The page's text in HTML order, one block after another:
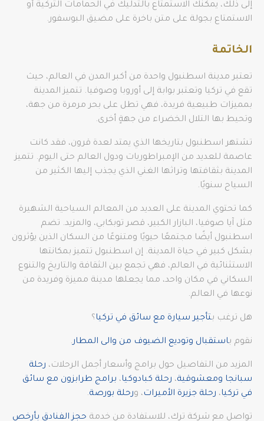
إلى ذلك، يمكنك الاستمتاع بالتدليك في الحمامات التركية أو
الاستمتاع بجولة على متن باخرة على مضيق البوسفور.
الخاتمة
تعتبر مدينة اسطنبول واحدة من أكبر المدن في العالم، حيث
تقع في تركيا وتعتبر بوابة إلى أوروبا وصوفيا. تتميز المدينة
بمميزات طبيعية فريدة، فهي تطل على بحر مرمرة من جهة،
وتحيط بها التلال الخضراء من جهةٍ أخرى.
تشتهر اسطنبول بتاريخها الذي يمتد لعدة قرون، فقد كانت
عاصمة للعديد من الإمبراطوريات ودول العالم حتى اليوم. تتميز
المدينة بثقافتها وتراثها الغني الذي يجذب إليها الكثير من
السياح سنويًا.
كما تحتوي المدينة على العديد من المعالم السياحية الشهيرة
مثل آيا صوفيا، البازار الكبير، قصر توبكابي، والمزيد. تضم
اسطنبول أيضًا مجتمعًا حيويًا ومتنوعًا من السكان الذين يؤثرون
بشكل كبير في حياة المدينة. إن اسطنبول تتميز بمكانتها
الاستثنائية في العالم، فهي تجمع بين الثقافة والتاريخ والتنوع
السكاني في مكان واحد، مما يجعلها مدينة مميزة وفريدة من
نوعها في العالم.
هل ترغب بتأجير سيارة مع سائق في تركيا ؟
نقوم باستقبال وتوديع الضيوف من والى المطار.
المزيد من التفاصيل حول برامج وأسعار أجمل الرحلات، رحلة
سبانجا ومعشوقية، رحلة كبادوكيا، برامج طرابزون مع سائق
في تركيا، رحلة جزيرة الأميرات، ورحلة بورصة.
تواصل مع شركة ترك، للاستفادة من خدمة حجز الفنادق بأرخص